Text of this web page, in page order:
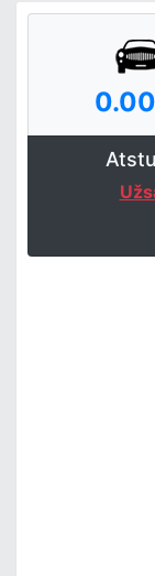
0.00